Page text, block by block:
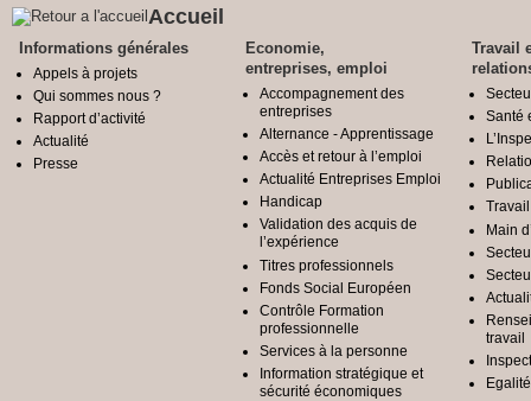
Accueil
Informations générales
Appels à projets
Qui sommes nous ?
Rapport d’activité
Actualité
Presse
Economie,
entreprises, emploi
Accompagnement des
entreprises
Alternance - Apprentissage
Accès et retour à l’emploi
Actualité Entreprises Emploi
Handicap
Validation des acquis de
l’expérience
Titres professionnels
Fonds Social Européen
Contrôle Formation
professionnelle
Services à la personne
Information stratégique et
sécurité économiques
Travail
Santé
Main
travail